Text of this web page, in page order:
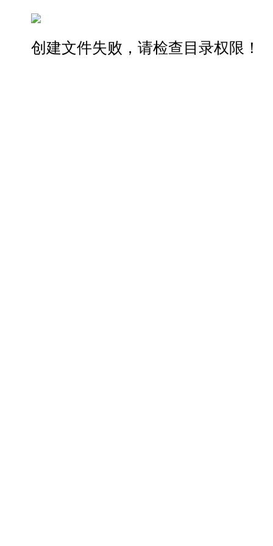
创建文件失败，请检查目录权限！